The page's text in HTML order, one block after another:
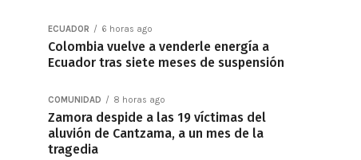
ECUADOR 6 horas ago
Colombia vuelve a venderle energía a
Ecuador tras siete meses de suspensión
COMUNIDAD 8 horas ago
Zamora despide a las 19 víctimas del
aluvión de Cantzama, a un mes de la
tragedia